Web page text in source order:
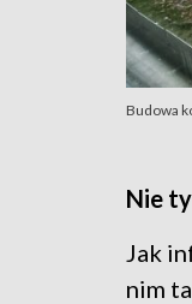
Budowa
Nie
Jak
nim